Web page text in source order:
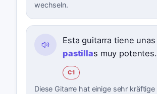
wechseln.
Esta guitarra tiene unas
pastillas muy potentes.
C1
Diese Gitarre hat einige sehr kräftige